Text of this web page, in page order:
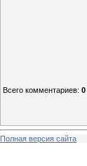
Всего комментариев: 0
Полная версия сайта